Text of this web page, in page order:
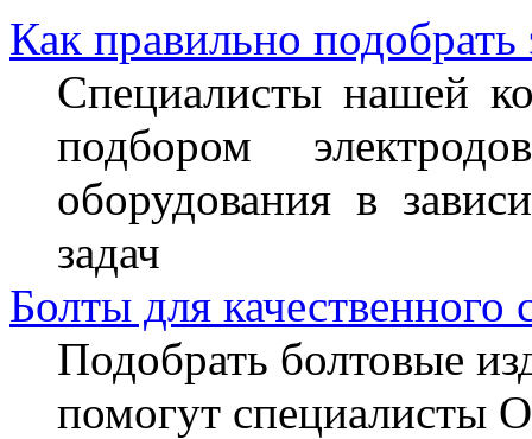
Как правильно подобрать
Специалисты нашей
подбором
оборудования в
задач
Болты для качественного
Подобрать болтовые
помогут